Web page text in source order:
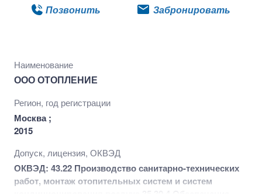
Позвонить Забронировать
Наименование
ООО ОТОПЛЕНИЕ
Регион, год регистрации
Москва ;
2015
Допуск, лицензия, ОКВЭД
ОКВЭД: 43.22 Производство санитарно-технических
работ, монтаж отопительных систем и систем